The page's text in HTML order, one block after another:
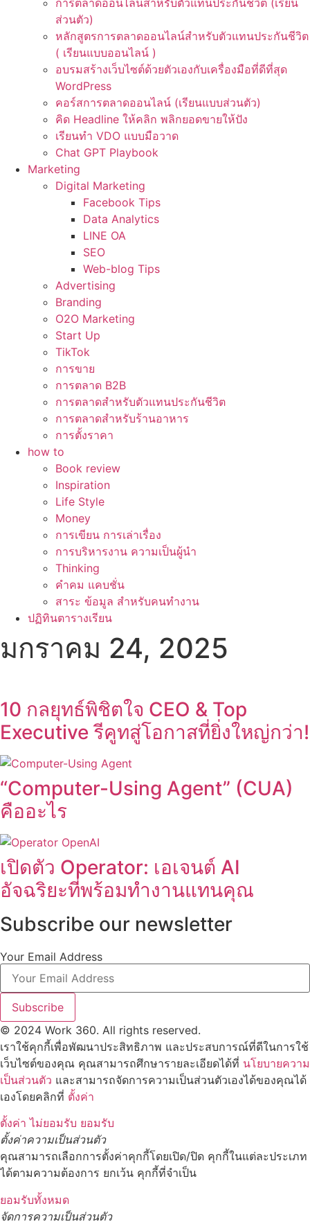
การตลาดออนไลน์สำหรับตัวแทนประกันชีวิต (เรียน
ส่วนตัว)
หลักสูตรการตลาดออนไลน์สำหรับตัวแทนประกันชีวิต
( เรียนแบบออนไลน์ )
อบรมสร้างเว็บไซต์ด้วยตัวเองกับเครื่องมือที่ดีที่สุด
WordPress
คอร์สการตลาดออนไลน์ (เรียนแบบส่วนตัว)
คิด Headline ให้คลิก พลิกยอดขายให้ปัง
เรียนทำ VDO แบบมือวาด
Chat GPT Playbook
Marketing
Digital Marketing
Facebook Tips
Data Analytics
LINE OA
SEO
Web-blog Tips
Advertising
Branding
O2O Marketing
Start Up
TikTok
การขาย
การตลาด B2B
การตลาดสำหรับตัวแทนประกันชีวิต
การตลาดสำหรับร้านอาหาร
การตั้งราคา
how to
Book review
Inspiration
Life Style
Money
การเขียน การเล่าเรื่อง
การบริหารงาน ความเป็นผู้นำ
Thinking
คำคม แคบชั่น
สาระ ข้อมูล สำหรับคนทำงาน
ปฏิทินตารางเรียน
มกราคม 24, 2025
10 กลยุทธ์พิชิตใจ CEO & Top
Executive รีคูทสู่โอกาสที่ยิ่งใหญ่กว่า!
“Computer-Using Agent” (CUA)
คืออะไร
เปิดตัว Operator: เอเจนต์ AI
อัจฉริยะที่พร้อมทำงานแทนคุณ
Subscribe our newsletter
Your Email Address
Subscribe
© 2024 Work 360. All rights reserved.
เราใช้คุกกี้เพื่อพัฒนาประสิทธิภาพ และประสบการณ์ที่ดีในการใช้
เว็บไซต์ของคุณ คุณสามารถศึกษารายละเอียดได้ที่ นโยบายความ
เป็นส่วนตัว และสามารถจัดการความเป็นส่วนตัวเองได้ของคุณได้
เองโดยคลิกที่ ตั้งค่า
ตั้งค่า ไม่ยอมรับ ยอมรับ
ตั้งค่าความเป็นส่วนตัว
คุณสามารถเลือกการตั้งค่าคุกกี้โดยเปิด/ปิด คุกกี้ในแต่ละประเภท
ได้ตามความต้องการ ยกเว้น คุกกี้ที่จำเป็น
ยอมรับทั้งหมด
จัดการความเป็นส่วนตัว